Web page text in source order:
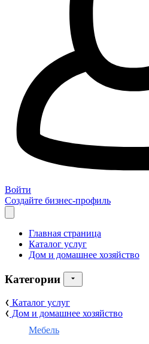
Войти
Создайте бизнес-профиль
Главная страница
Каталог услуг
Дом и домашнее хозяйство
Категории
Каталог услуг
Дом и домашнее хозяйство
Мебель